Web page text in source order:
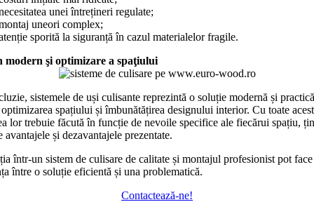
unei întrețineri regulate;
uneori complex;
sporită la siguranță în cazul materialelor fragile.
modern şi optimizare a spaţiului
sistemele de uși culisante reprezintă o soluție modernă și practică
spațiului și îmbunătățirea designului interior. Cu toate
lor trebuie făcută în funcție de nevoile specifice ale fiecărui spațiu,
avantajele și dezavantajele prezentate.
într-un sistem de culisare de calitate și montajul profesionist pot face
între o soluție eficientă și una problematică.
Contactează-ne!